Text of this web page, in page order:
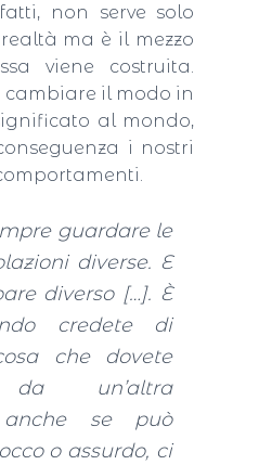
non serve solo
ma è il mezzo
viene costruita.
il modo in
al mondo,
i nostri
guardare le
diverse. E
diverso […]. È
credete di
che dovete
da un’altra
anche se può
o assurdo, ci